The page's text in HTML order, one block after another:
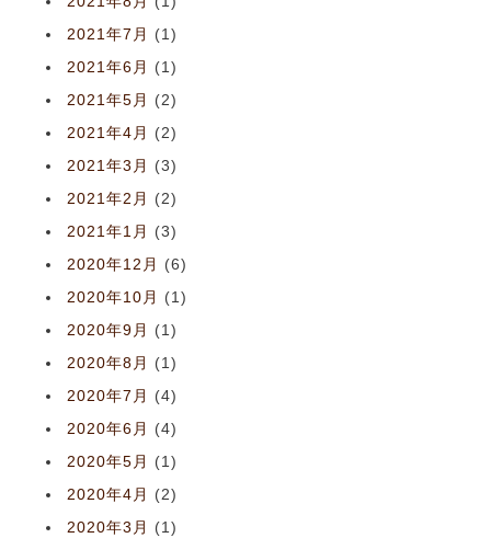
2021年7月
(1)
2021年6月
(1)
2021年5月
(2)
2021年4月
(2)
2021年3月
(3)
2021年2月
(2)
2021年1月
(3)
2020年12月
(6)
2020年10月
(1)
2020年9月
(1)
2020年8月
(1)
2020年7月
(4)
2020年6月
(4)
2020年5月
(1)
2020年4月
(2)
2020年3月
(1)